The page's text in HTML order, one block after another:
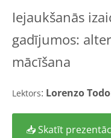
Iejaukšanās
gadījumos:
mācīšana
Lektors: Lorenzo
📥 Skatīt